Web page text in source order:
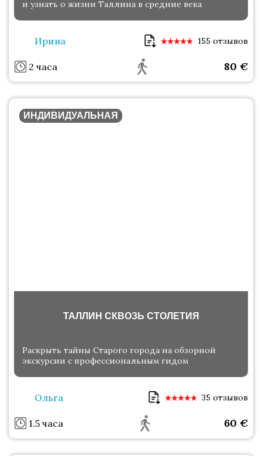
и узнать о жизни Таллина в средние века
Ирина 155 отзывов
2 часа 80 €
ИНДИВИДУАЛЬНАЯ
ТАЛЛИН СКВОЗЬ СТОЛЕТИЯ
Раскрыть тайны Старого города на обзорной
экскурсии с профессиональным гидом
Ольга 35 отзывов
1.5 часа 60 €